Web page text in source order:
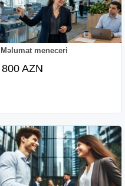
Məlumat meneceri
800 AZN